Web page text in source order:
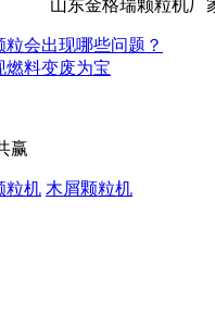
会出现哪些问题？
燃料变废为宝
赢
粒机 木屑颗粒机